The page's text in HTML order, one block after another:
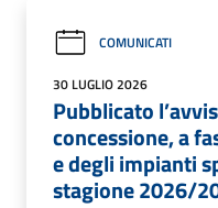
COMUNICATI
30 LUGLIO 2026
Pubblicato
concessione, a
e degli impianti
stagione 2026/